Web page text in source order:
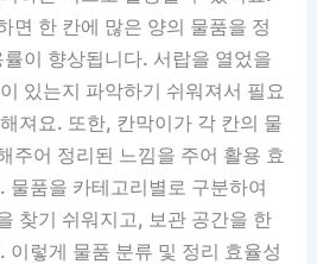
면 한 칸에 많은 양의 물품을 정
이 향상됩니다. 서랍을 열었을
있는지 파악하기 쉬워져서 필요
져요. 또한, 칸막이가 각 칸의 물
주어 정리된 느낌을 주어 활용 효
물품을 카테고리별로 구분하여
찾기 쉬워지고, 보관 공간을 한
이렇게 물품 분류 및 정리 효율성